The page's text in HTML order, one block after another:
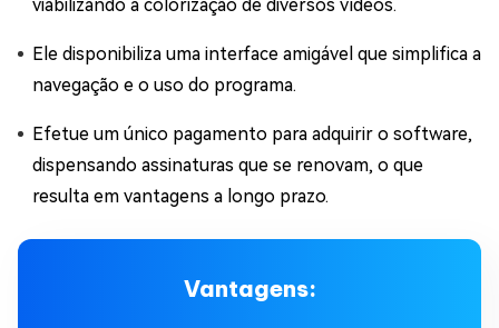
viabilizando a colorização de diversos vídeos.
Ele disponibiliza uma interface amigável que simplifica a
navegação e o uso do programa.
Efetue um único pagamento para adquirir o software,
dispensando assinaturas que se renovam, o que
resulta em vantagens a longo prazo.
Vantagens: